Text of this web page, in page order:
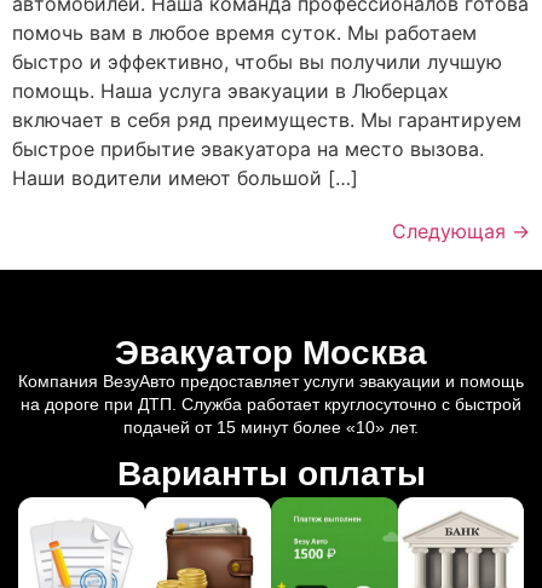
помочь вам в любое время суток. Мы работаем
быстро и эффективно, чтобы вы получили лучшую
помощь. Наша услуга эвакуации в Люберцах
включает в себя ряд преимуществ. Мы гарантируем
быстрое прибытие эвакуатора на место вызова.
Наши водители имеют большой […]
Следующая →
Эвакуатор Москва
Компания ВезуАвто предоставляет услуги эвакуации и помощь
на дороге при ДТП. Служба работает круглосуточно с быстрой
подачей от 15 минут более «10» лет.
Варианты оплаты